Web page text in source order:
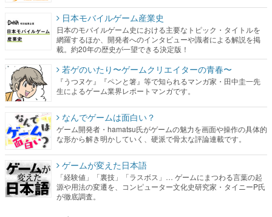
若ゲのいたり〜ゲームクリエイターの青春〜
『うつヌケ』『ペンと箸』等で知られるマンガ家・田中圭一先
生によるゲーム業界レポートマンガです。
なんでゲームは面白い？
ゲーム開発者・hamatsu氏がゲームの魅力を画面や操作の具体的
な形から解き明かしていく、硬派で骨太な評論連載です。
ゲームが変えた日本語
「経験値」「裏技」「ラスボス」… ゲームにまつわる言葉の起
源や用法の変遷を、コンピューター文化史研究家・タイニーP氏
カテゴリ